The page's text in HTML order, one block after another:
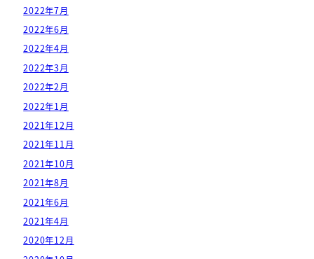
2022年7月
2022年6月
2022年4月
2022年3月
2022年2月
2022年1月
2021年12月
2021年11月
2021年10月
2021年8月
2021年6月
2021年4月
2020年12月